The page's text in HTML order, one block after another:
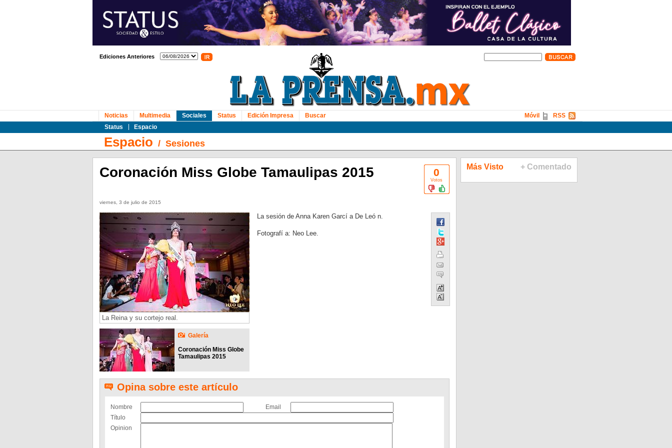
Ediciones Anteriores
Noticias Multimedia
Sociales
Status
Espacio
Status Edición Impresa Buscar RSS
Móvil
Espacio / Sesiones
0
Votos
Coronación Miss Globe Tamaulipas 2015
viernes, 3 de julio de 2015
La Reina y su cortejo real.
La sesión de Anna Karen Garcí a De Leó n.
Fotografí a: Neo Lee.
Galería
Coronación Miss Globe
Tamaulipas 2015
Opina sobre este artículo
Nombre
Email
Título
Opinion
Más Visto + Comentado